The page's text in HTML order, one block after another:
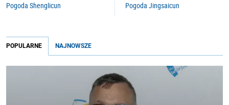
Pogoda Shenglicun Pogoda Jingsaicun
POPULARNE NAJNOWSZE